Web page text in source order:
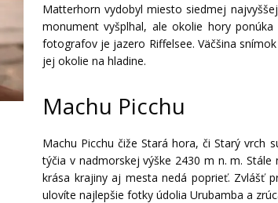
Matterhorn vydobyl miesto siedmej
monument vyšplhal, ale okolie hory
fotografov je jazero Riffelsee. Väčšina
jej okolie na hladine.
Machu Picchu
Machu Picchu čiže Stará hora, či Starý vrch
týčia v nadmorskej výške 2430 m n. m.
krása krajiny aj mesta nedá poprieť. Zvlášť
ulovíte najlepšie fotky údolia Urubamba a